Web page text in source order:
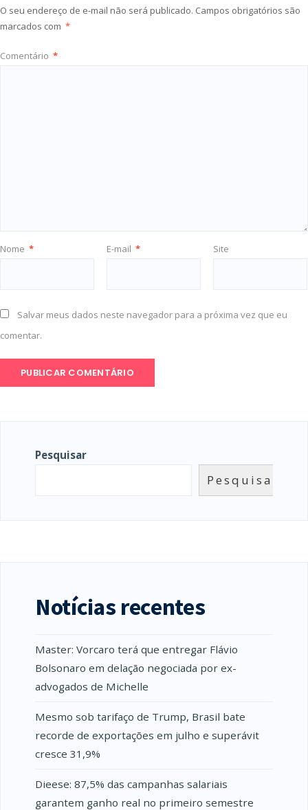
O seu endereço de e-mail não será publicado. Campos obrigatórios são
marcados com *
Comentário *
Nome * E-mail * Site
Salvar meus dados neste navegador para a próxima vez que eu
comentar.
Pesquisar
Pesquisar
Notícias recentes
Master: Vorcaro terá que entregar Flávio
Bolsonaro em delação negociada por ex-
advogados de Michelle
Mesmo sob tarifaço de Trump, Brasil bate
recorde de exportações em julho e superávit
cresce 31,9%
Dieese: 87,5% das campanhas salariais
garantem ganho real no primeiro semestre